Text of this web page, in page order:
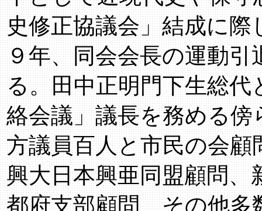
史修正協議会」結成に
９年、同会会長の運動
る。田中正明門下生総
絡会議」議長を務める
方議員百人と市民の会
興大日本興亜同盟顧問
都府支部顧問、その他